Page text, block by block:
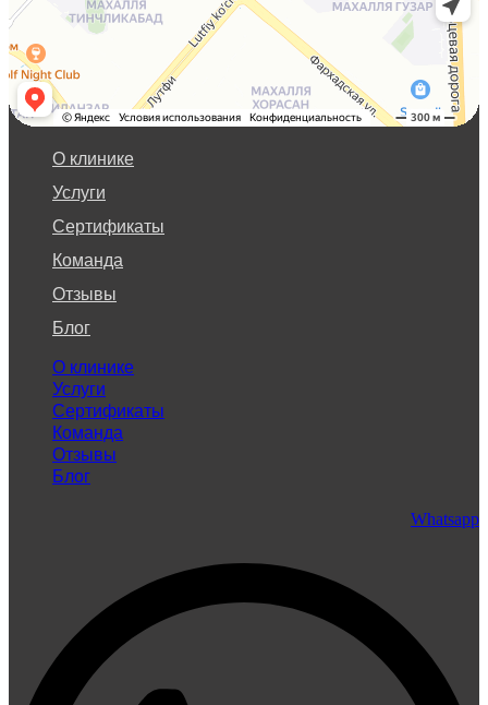
О клинике
Услуги
Сертификаты
Команда
Отзывы
Блог
О клинике
Услуги
Сертификаты
Команда
Отзывы
Блог
Whatsapp